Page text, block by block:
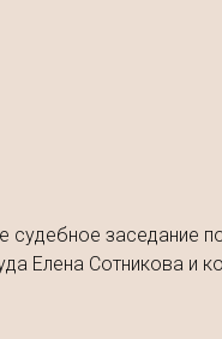
судебное заседание
Елена Сотникова и